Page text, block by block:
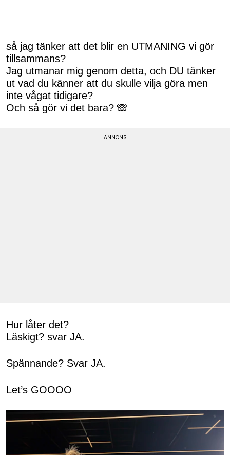
så jag tänker att det blir en UTMANING vi gör
tillsammans?
Jag utmanar mig genom detta, och DU tänker
ut vad du känner att du skulle vilja göra men
inte vågat tidigare?
Och så gör vi det bara? 🙈
Hur låter det?
Läskigt? svar JA.
Spännande? Svar JA.
Let’s GOOOO